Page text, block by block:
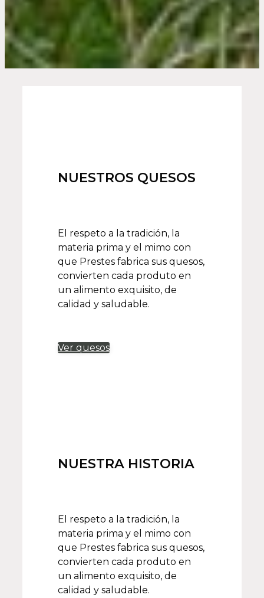
NUESTROS QUESOS
El respeto a la tradición, la
materia prima y el mimo con
que Prestes fabrica sus quesos,
convierten cada produto en
un alimento exquisito, de
calidad y saludable.
Ver quesos
NUESTRA HISTORIA
El respeto a la tradición, la
materia prima y el mimo con
que Prestes fabrica sus quesos,
convierten cada produto en
un alimento exquisito, de
calidad y saludable.